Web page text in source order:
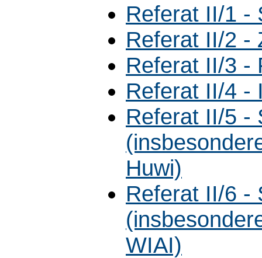
Referat II/1 -
Referat II/2 -
Referat II/3 -
Referat II/4 -
Referat II/5 -
Huwi)
Referat II/6 -
WIAI)